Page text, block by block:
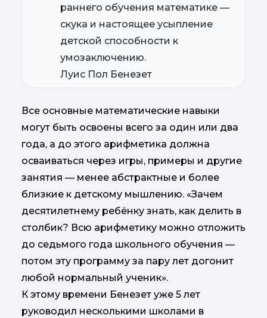
раннего обучения математике —
скука и настоящее усыпление
детской способности к
умозаключению.
Луис Пол Бенезет
Все основные математические навыки
могут быть освоены всего за один или два
года, а до этого арифметика должна
осваиваться через игры, примеры и другие
занятия — менее абстрактные и более
близкие к детскому мышлению. «Зачем
десятилетнему ребёнку знать, как делить в
столбик? Всю арифметику можно отложить
до седьмого года школьного обучения —
потом эту программу за пару лет догонит
любой нормальный ученик».
К этому времени Бенезет уже 5 лет
руководил несколькими школами в